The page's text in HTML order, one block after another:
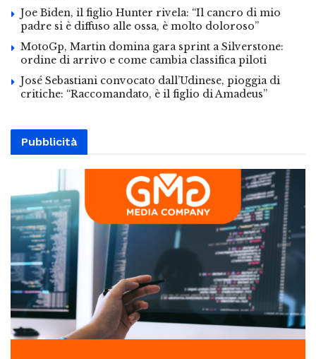
Joe Biden, il figlio Hunter rivela: “Il cancro di mio
padre si è diffuso alle ossa, è molto doloroso”
MotoGp, Martin domina gara sprint a Silverstone:
ordine di arrivo e come cambia classifica piloti
José Sebastiani convocato dall’Udinese, pioggia di
critiche: “Raccomandato, è il figlio di Amadeus”
Pubblicità